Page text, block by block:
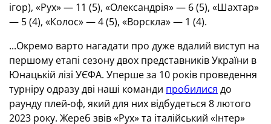
ігор), «Рух» — 11 (5), «Олександрія» — 6 (5), «Шахтар»
— 5 (4), «Колос» — 4 (5), «Ворскла» — 1 (4).
...Окремо варто нагадати про дуже вдалий виступ на
першому етапі сезону двох представників України в
Юнацькій лізі УЄФА. Уперше за 10 років проведення
турніру одразу дві наші команди пробилися до
раунду плей-оф, який для них відбудеться 8 лютого
2023 року. Жереб звів «Рух» та італійський «Інтер»